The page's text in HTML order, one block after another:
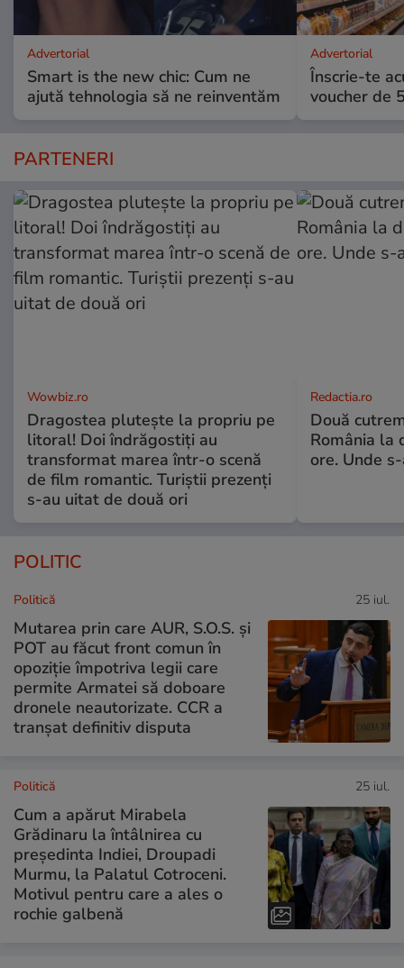
Advertorial
Smart is the new chic: Cum ne
ajută tehnologia să ne reinventăm
Advertorial
Înscrie-te
voucher de
PARTENERI
Wowbiz.ro
Dragostea plutește la propriu pe
litoral! Doi îndrăgostiți au
transformat marea într-o scenă
de film romantic. Turiștii prezenți
s-au uitat de două ori
Redactia.ro
Două
România la
ore. Unde
POLITIC
Politică 25 iul.
Mutarea prin care AUR, S.O.S. și
POT au făcut front comun în
opoziție împotriva legii care
permite Armatei să doboare
dronele neautorizate. CCR a
tranșat definitiv disputa
Politică 25 iul.
Cum a apărut Mirabela
Grădinaru la întâlnirea cu
președinta Indiei, Droupadi
Murmu, la Palatul Cotroceni.
Motivul pentru care a ales o
rochie galbenă